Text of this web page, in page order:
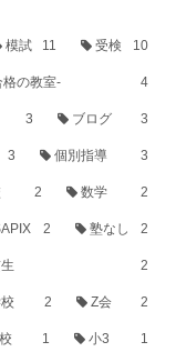
模試 11 受検 10
の教室- 4
3 ブログ 3
3 個別指導 3
2 数学 2
2 塾なし 2
2
2 Z会 2
1 小3 1